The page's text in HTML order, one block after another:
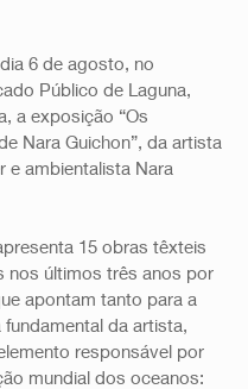
6 de agosto, no
Público de Laguna,
a exposição “Os
Nara Guichon”, da artista
e ambientalista Nara
15 obras têxteis
nos últimos três anos por
apontam tanto para a
da artista,
responsável por
mundial dos oceanos: